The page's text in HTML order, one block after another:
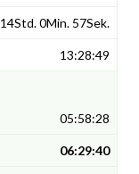
14Std. 0Min. 57Sek.
13:28:49
05:58:28
06:29:40